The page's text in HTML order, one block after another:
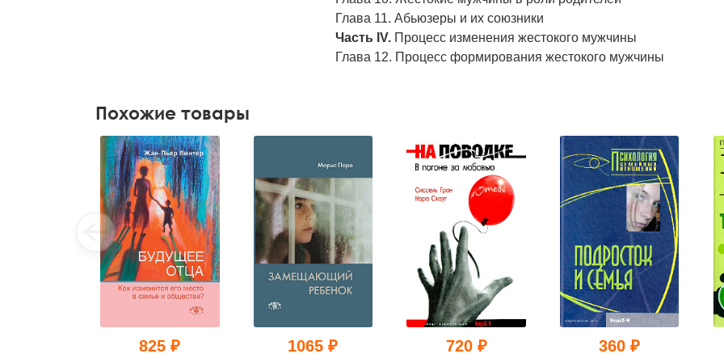
Глава 11. Абьюзеры и их союзники
Часть IV. Процесс изменения жестокого мужчины
Глава 12. Процесс формирования жестокого мужчины
Похожие товары
825 ₽ 1065 ₽ 720 ₽ 360 ₽